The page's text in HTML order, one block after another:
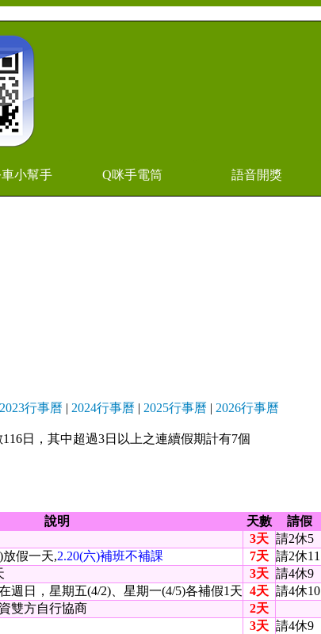
小幫手 Q咪手電筒 語音開獎
2023行事曆 | 2024行事曆 | 2025行事曆 | 2026行事曆
日，其中超過3日以上之連續假期計有7個
說明 天數
請假
3天 請2休5
放假一天,2.20(六)補班不補課 7天 請2休11
3天 請4休9
週日，星期五(4/2)、星期一(4/5)各補假1天 4天 請4休10
雙方自行協商
2天
3天 請4休9